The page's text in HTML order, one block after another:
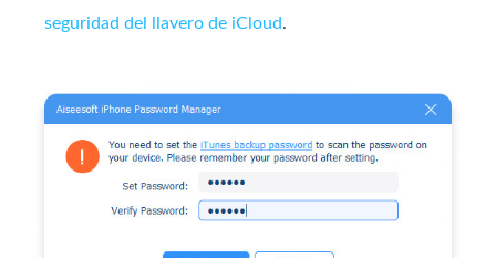
seguridad del llavero de iCloud.